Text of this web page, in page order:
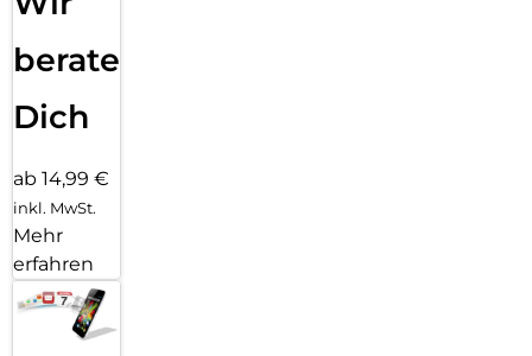
beraten
Dich
ab 14,99 €
inkl. MwSt.
Mehr
erfahren